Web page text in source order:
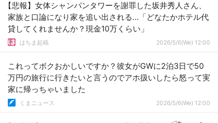
【悲報】女体シャンパンタワーを謝罪した坂井秀人さん、
家族と口論になり家を追い出される…「どなたかホテル代
貸してくれませんか？現金10万くらい」
はちま起稿 2026/5/6(We) 12:00
これってボクおかしいですか？彼女がGWに2泊3日で50
万円の旅行に行きたいと言うのでアホ扱いしたら怒って実
家に帰っちゃいました
くまニュース 2026/5/6(We) 12:00